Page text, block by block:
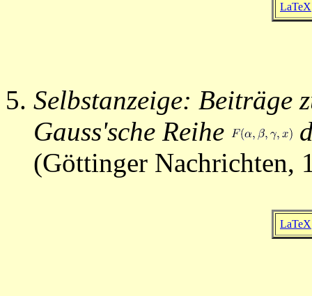
LaTeX
Selbstanzeige: Beiträge
Gauss'sche Reihe
(Göttinger Nachrichten,
LaTeX